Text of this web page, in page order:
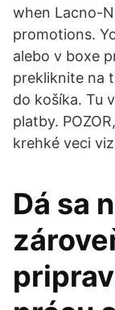
when Lacno-
promotions.
alebo v boxe
prekliknite na
do košíka. Tu
platby.
krehké veci
Dá sa